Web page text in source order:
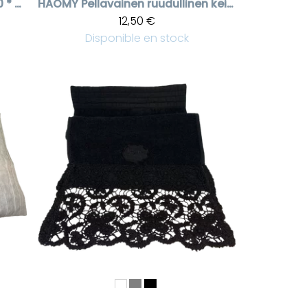
Vert vohvelipyyhe 50 * 70 cm
HAOMY
Pellavainen ruudullinen keittiöpyyhe Palma
12,50 €
Disponible en stock